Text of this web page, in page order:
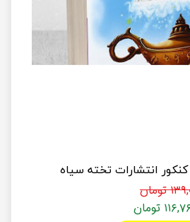
انتشارات تخته سیاه
تومان
تومان